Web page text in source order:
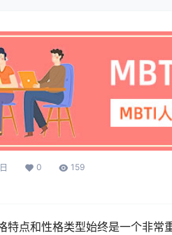
0 159
特点和性格类型始终是一个非